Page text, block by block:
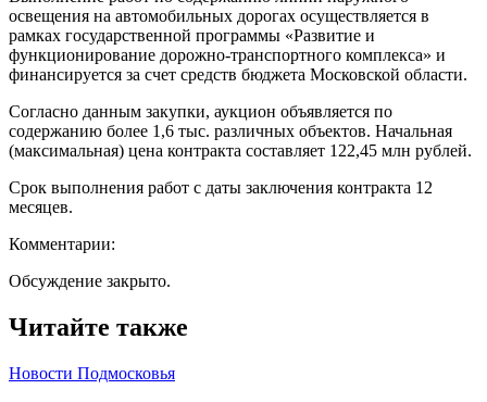
освещения на автомобильных дорогах осуществляется в
рамках государственной программы «Развитие и
функционирование дорожно-транспортного комплекса» и
финансируется за счет средств бюджета Московской области.
Согласно данным закупки, аукцион объявляется по
содержанию более 1,6 тыс. различных объектов. Начальная
(максимальная) цена контракта составляет 122,45 млн рублей.
Срок выполнения работ с даты заключения контракта 12
месяцев.
Комментарии:
Обсуждение закрыто.
Читайте также
Новости Подмосковья